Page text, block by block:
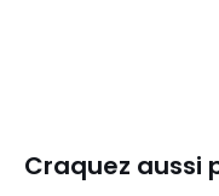
Craquez aussi